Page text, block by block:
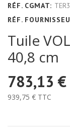
RÉF. CGMAT:
RÉF.
Tuile
40,8 cm
783,13 €
939,75 € TTC